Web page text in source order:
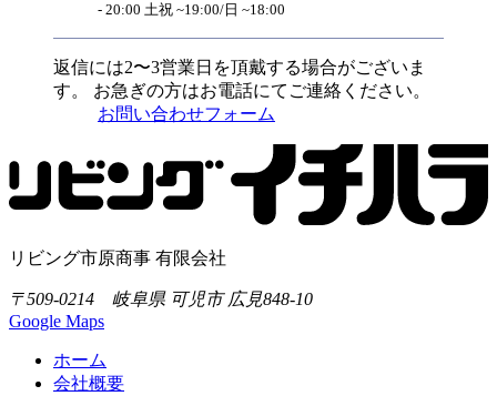
- 20:00 土祝 ~19:00/日 ~18:00
返信には2〜3営業日を頂戴する場合がございま
す。
お急ぎの方はお電話にてご連絡ください。
お問い合わせフォーム
リビング市原商事 有限会社
〒509-0214 岐阜県 可児市 広見848-10
Google Maps
ホーム
会社概要